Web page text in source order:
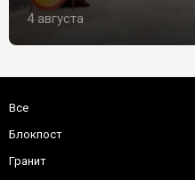
4 августа
Все
Блокпост
Гранит